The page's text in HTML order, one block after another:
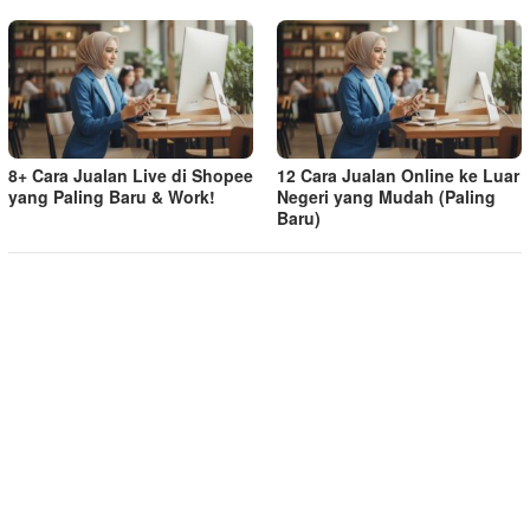
8+ Cara Jualan Live di Shopee
yang Paling Baru & Work!
12 Cara Jualan Online ke Luar
Negeri yang Mudah (Paling
Baru)